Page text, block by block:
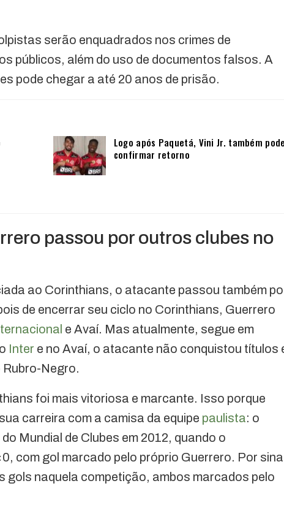
serão enquadrados nos crimes de
públicos, além do uso de documentos falsos. A
pode chegar a até 20 anos de prisão.
Logo após Paquetá, Vini Jr. também
confirmar retorno
passou por outros clubes no
ao Corinthians, o atacante passou também
de encerrar seu ciclo no Corinthians, Guerrero
e Avaí. Mas atualmente, segue em
Inter e no Avaí, o atacante não conquistou títulos
Negro.
foi mais vitoriosa e marcante. Isso porque
carreira com a camisa da equipe paulista: o
Mundial de Clubes em 2012, quando o
com gol marcado pelo próprio Guerrero. Por
gols naquela competição, ambos marcados pelo